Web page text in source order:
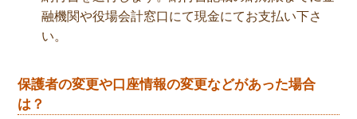
融機関や役場会計窓口にて現金にてお支払い下さ
い。
保護者の変更や口座情報の変更などがあった場合
は？